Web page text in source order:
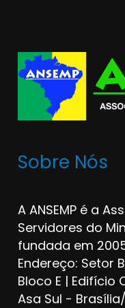
Sobre Nós
A ANSEMP é a
Servidores do
fundada em
Endereço: Setor
Bloco E | Edifício
Asa Sul -